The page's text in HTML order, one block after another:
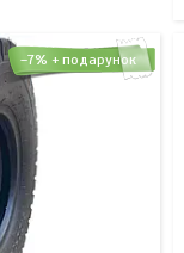
–7%